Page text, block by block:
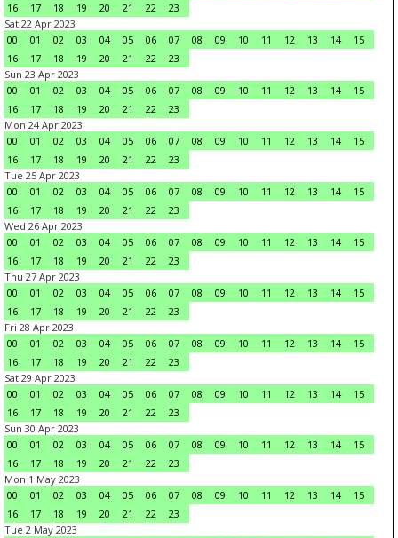
16
17 18 19 20 21 22
23
Sat 22 Apr 2023
00
01 02 03 04 05 06 07 08 09 10 11 12 13 14
15
16
17 18 19 20 21 22
23
Sun 23 Apr 2023
00
01 02 03 04 05 06 07 08 09 10 11 12 13 14
15
16
17 18 19 20 21 22
23
Mon 24 Apr 2023
00
01 02 03 04 05 06 07 08 09 10 11 12 13 14
15
16
17 18 19 20 21 22
23
Tue 25 Apr 2023
00
01 02 03 04 05 06 07 08 09 10 11 12 13 14
15
16
17 18 19 20 21 22
23
Wed 26 Apr 2023
00
01 02 03 04 05 06 07 08 09 10 11 12 13 14
15
16
17 18 19 20 21 22
23
Thu 27 Apr 2023
00
01 02 03 04 05 06 07 08 09 10 11 12 13 14
15
16
17 18 19 20 21 22
23
Fri 28 Apr 2023
00
01 02 03 04 05 06 07 08 09 10 11 12 13 14
15
16
17 18 19 20 21 22
23
Sat 29 Apr 2023
00
01 02 03 04 05 06 07 08 09 10 11 12 13 14
15
16
17 18 19 20 21 22
23
Sun 30 Apr 2023
00
01 02 03 04 05 06 07 08 09 10 11 12 13 14
15
16
17 18 19 20 21 22
23
Mon 1 May 2023
00
01 02 03 04 05 06 07 08 09 10 11 12 13 14
15
16
17 18 19 20 21 22
23
Tue 2 May 2023